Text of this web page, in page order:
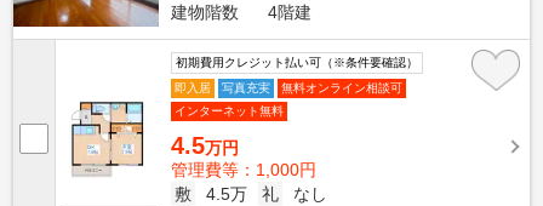
建物階数
4階建
初期費用クレジット払い可（※条件要確認）
即入居
写真充実
無料オンライン相談可
インターネット無料
4.5万円
管理費等：1,000円
敷
4.5万 礼
なし